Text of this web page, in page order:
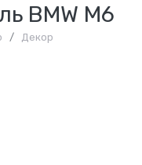
BMW M6
/ Декор